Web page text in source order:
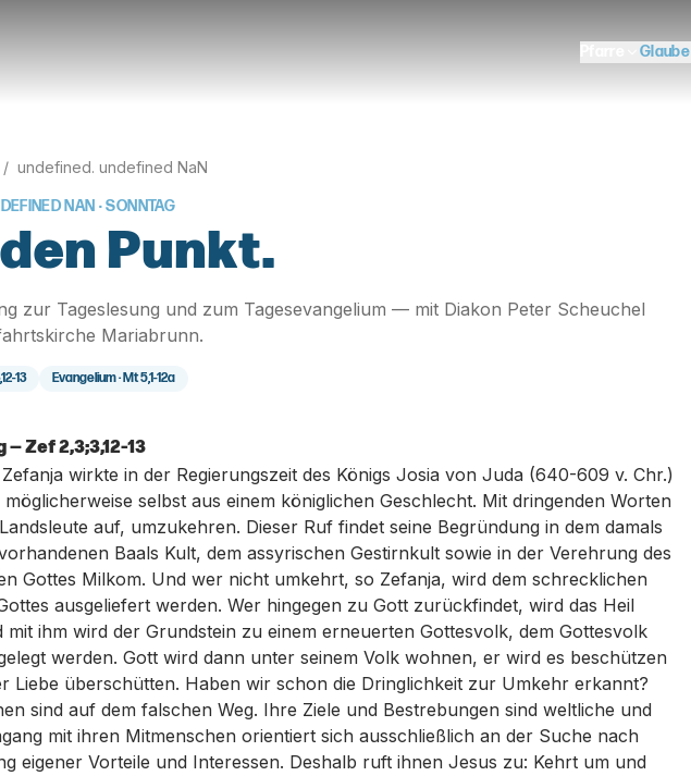
Glaube
/ undefined. undefined NaN
NAN · SONNTAG
Punkt.
zur Tageslesung und zum Tagesevangelium — mit Diakon Peter Scheuchel
Mariabrunn.
13 Evangelium ·Mt 5,1-12a
— Zef 2,3;3,12-13
wirkte in der Regierungszeit des Königs Josia von Juda (640-609 v. Chr.)
möglicherweise selbst aus einem königlichen Geschlecht. Mit dringenden Worten
auf, umzukehren. Dieser Ruf findet seine Begründung in dem damals
Baals Kult, dem assyrischen Gestirnkult sowie in der Verehrung des
Gottes Milkom. Und wer nicht umkehrt, so Zefanja, wird dem schrecklichen
ausgeliefert werden. Wer hingegen zu Gott zurückfindet, wird das Heil
mit ihm wird der Grundstein zu einem erneuerten Gottesvolk, dem Gottesvolk
werden. Gott wird dann unter seinem Volk wohnen, er wird es beschützen
Liebe überschütten. Haben wir schon die Dringlichkeit zur Umkehr erkannt?
sind auf dem falschen Weg. Ihre Ziele und Bestrebungen sind weltliche und
mit ihren Mitmenschen orientiert sich ausschließlich an der Suche nach
eigener Vorteile und Interessen. Deshalb ruft ihnen Jesus zu: Kehrt um und